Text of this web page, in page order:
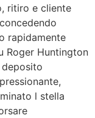
ritiro e cliente
rapidamente
Roger Huntington
deposito
l stella